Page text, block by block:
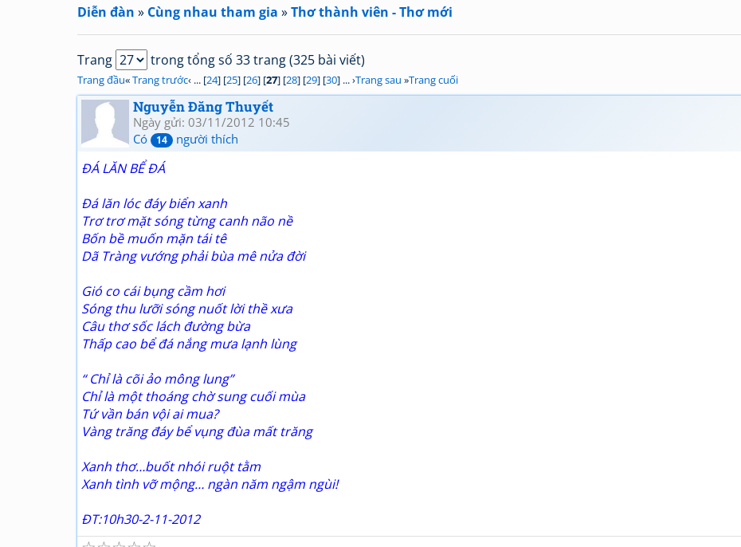
Diễn đàn » Cùng nhau tham gia »Thơ thành viên - Thơ mới
Trang trong tổng số 33 trang (325 bài viết)
Trang đầu«Trang trước‹ ... [24] [25] [26] [27] [28] [29] [30] ... ›Trang sau »Trang cuối
Nguyễn Đăng Thuyết
Ngày gửi: 03/11/2012 10:45
Có
14 người thích
ĐÁ LĂN BỂ ĐÁ
Đá lăn lóc đáy biển xanh
Trơ trơ mặt sóng từng canh não nề
Bốn bề muốn mặn tái tê
Dã Tràng vướng phải bùa mê nửa đời
Gió co cái bụng cầm hơi
Sóng thu lưỡi sóng nuốt lời thề xưa
Câu thơ sốc lách đường bừa
Thấp cao bể đá nắng mưa lạnh lùng
“ Chỉ là cõi ảo mông lung”
Chỉ là một thoáng chờ sung cuối mùa
Tứ vần bán vội ai mua?
Vàng trăng đáy bể vụng đùa mất trăng
Xanh thơ…buốt nhói ruột tằm
Xanh tình vỡ mộng… ngàn năm ngậm ngùi!
ĐT:10h30-2-11-2012